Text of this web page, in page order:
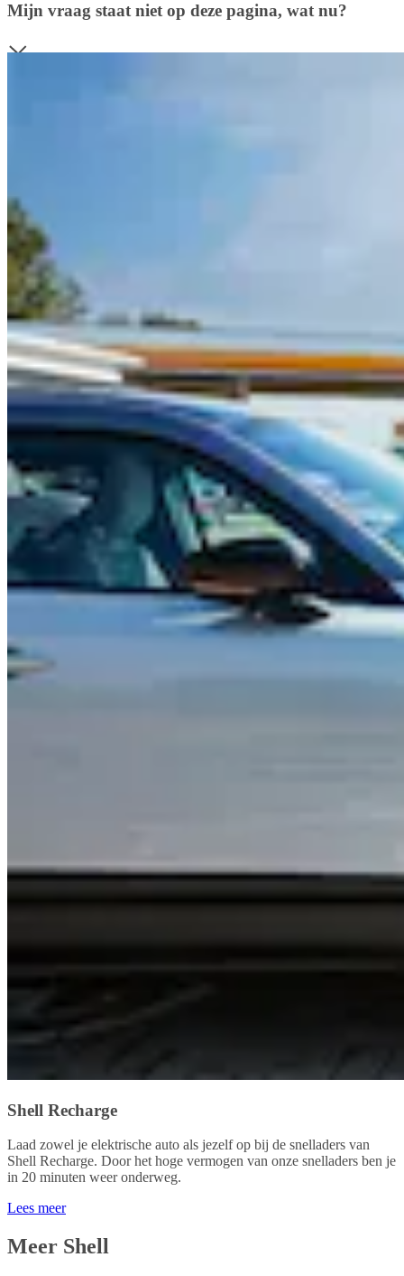
Mijn vraag staat niet op deze pagina, wat nu?
Shell Recharge
Laad zowel je elektrische auto als jezelf op bij de snelladers van
Shell Recharge. Door het hoge vermogen van onze snelladers ben je
in 20 minuten weer onderweg.
Lees meer
Meer Shell